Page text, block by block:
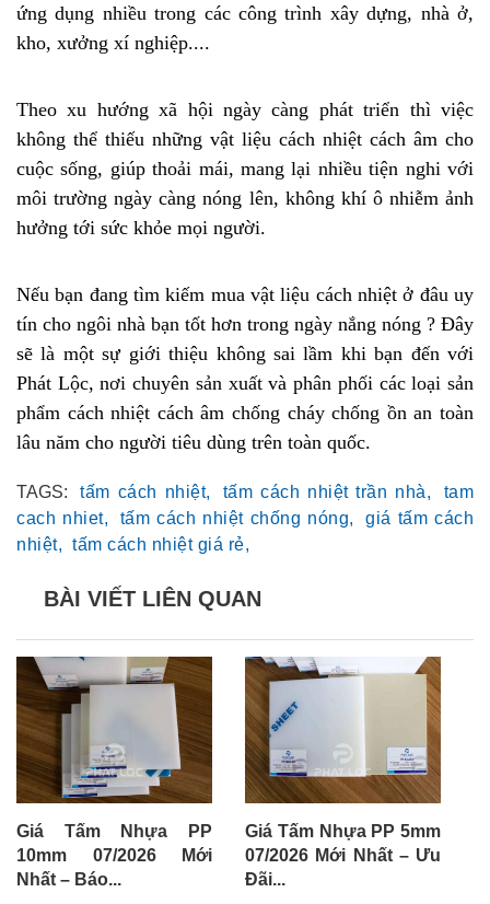
ứng dụng nhiều trong các công trình xây dựng, nhà ở,
kho, xưởng xí nghiệp....
Theo xu hướng xã hội ngày càng phát triển thì việc
không thể thiếu những vật liệu cách nhiệt cách âm cho
cuộc sống, giúp thoải mái, mang lại nhiều tiện nghi với
môi trường ngày càng nóng lên, không khí ô nhiễm ảnh
hưởng tới sức khỏe mọi người.
Nếu bạn đang tìm kiếm mua vật liệu cách nhiệt ở đâu uy
tín cho ngôi nhà bạn tốt hơn trong ngày nắng nóng ? Đây
sẽ là một sự giới thiệu không sai lầm khi bạn đến với
Phát Lộc, nơi chuyên sản xuất và phân phối các loại sản
phẩm cách nhiệt cách âm chống cháy chống ồn an toàn
lâu năm cho người tiêu dùng trên toàn quốc.
TAGS: tấm cách nhiệt, tấm cách nhiệt trần nhà,
tam
cach nhiet,
tấm cách nhiệt chống nóng,
giá tấm cách
nhiệt, tấm cách nhiệt giá rẻ,
BÀI VIẾT LIÊN QUAN
Giá Tấm Nhựa PP
10mm 07/2026 Mới
Nhất – Báo...
Giá Tấm Nhựa PP 5mm
07/2026 Mới Nhất – Ưu
Đãi...